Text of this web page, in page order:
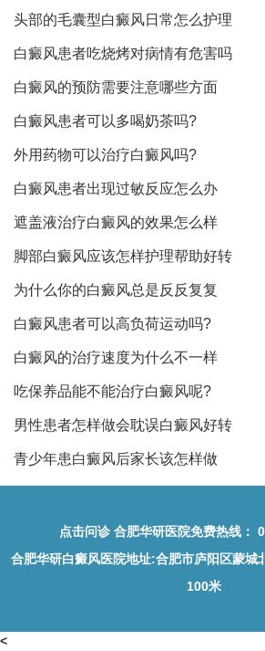
头部的毛囊型白癜风日常怎么护理
白癜风患者吃烧烤对病情有危害吗
白癜风的预防需要注意哪些方面
白癜风患者可以多喝奶茶吗?
外用药物可以治疗白癜风吗?
白癜风患者出现过敏反应怎么办
遮盖液治疗白癜风的效果怎么样
脚部白癜风应该怎样护理帮助好转
为什么你的白癜风总是反反复复
白癜风患者可以高负荷运动吗?
白癜风的治疗速度为什么不一样
吃保养品能不能治疗白癜风呢?
男性患者怎样做会耽误白癜风好转
青少年患白癜风后家长该怎样做
点击问诊合肥华研医院免费热线：
合肥华研白癜风医院地址:合肥市庐阳区蒙城
100米
<